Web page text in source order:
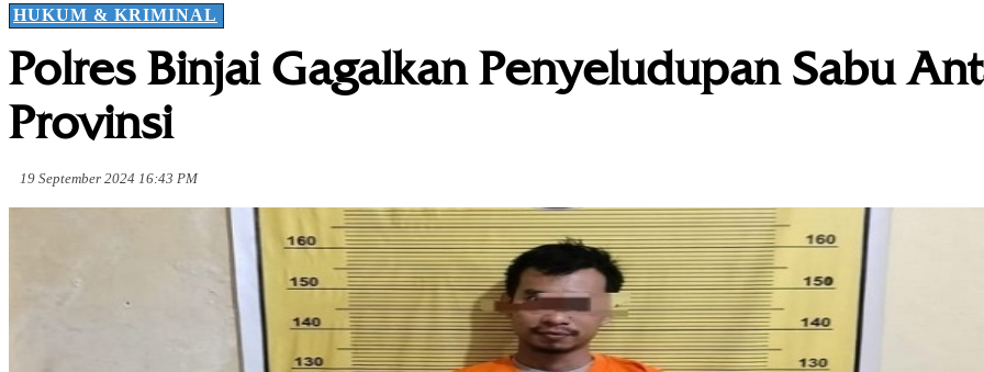
HUKUM & KRIMINAL
Polres Binjai Gagalkan Penyeludupan Sabu
Provinsi
19 September 2024 16:43 PM